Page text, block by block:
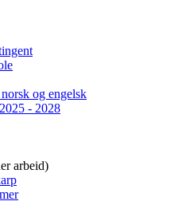
og engelsk
- 2028
arbeid)